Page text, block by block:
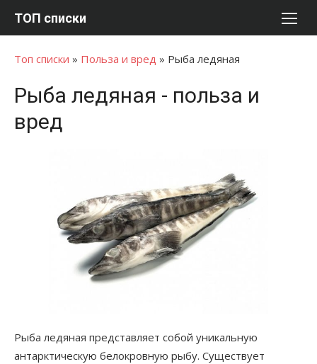
ТОП списки
Топ списки » Польза и вред » Рыба ледяная
Рыба ледяная - польза и
вред
Рыба ледяная представляет собой уникальную
антарктическую белокровную рыбу. Существует